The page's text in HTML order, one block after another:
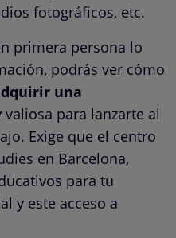
fotográficos, etc.
primera persona lo
podrás ver cómo
una
valiosa para lanzarte al
Exige que el centro
en Barcelona,
para tu
y este acceso a